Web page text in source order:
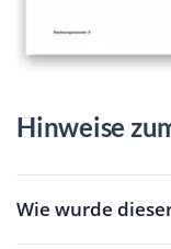
Hinweise
Wie wurde